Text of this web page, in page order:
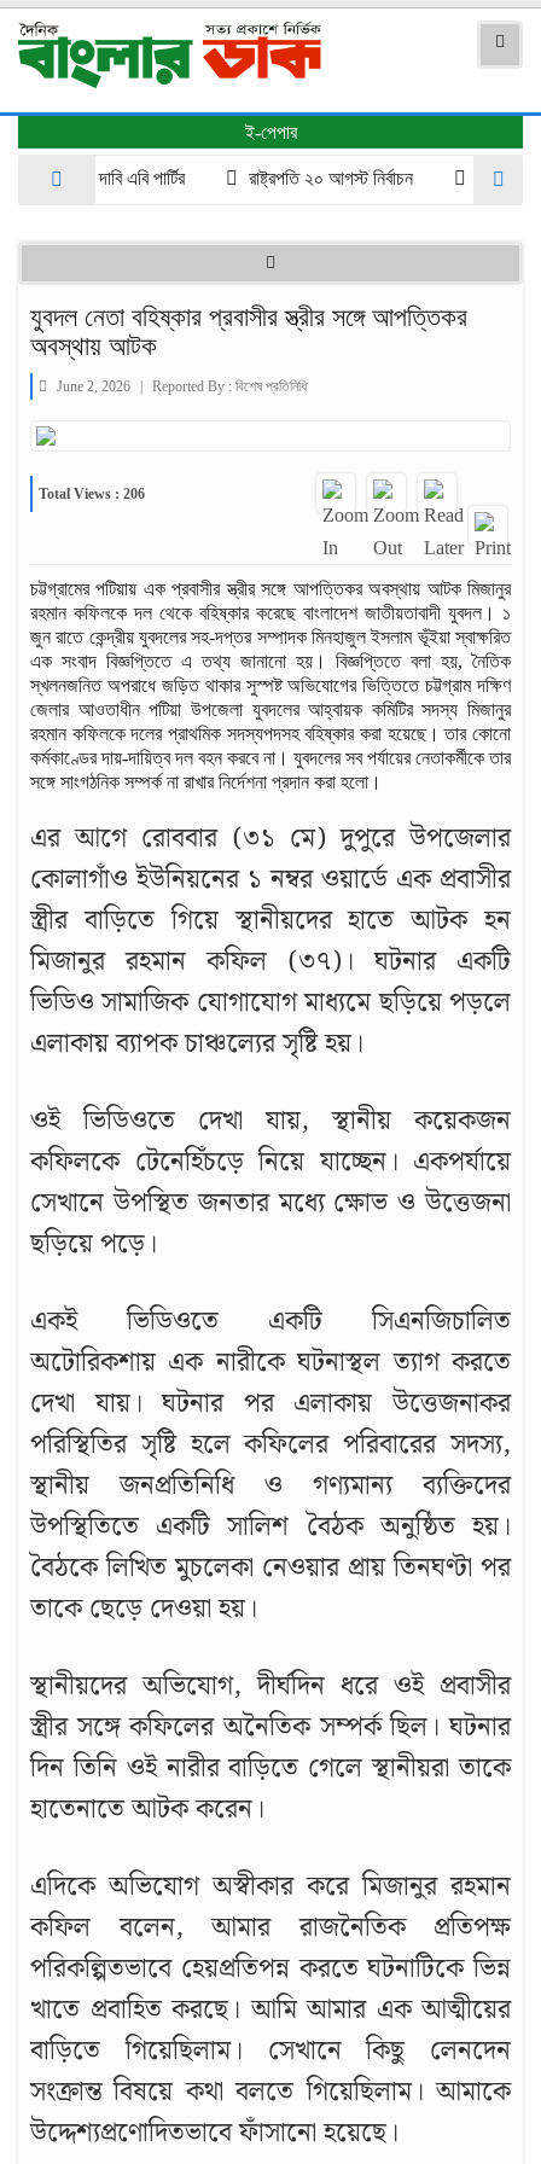
ই-পেপার
দাবি এবি পার্টির রাষ্ট্রপতি ২০ আগস্ট নির্বাচন ইধিকা
যুবদল নেতা বহিষ্কার প্রবাসীর স্ত্রীর সঙ্গে আপত্তিকর
অবস্থায় আটক
June 2, 2026 | Reported By : বিশেষ প্রতিনিধি
Total Views : 206
চট্টগ্রামের পটিয়ায় এক প্রবাসীর স্ত্রীর সঙ্গে আপত্তিকর অবস্থায় আটক মিজানুর
রহমান কফিলকে দল থেকে বহিষ্কার করেছে বাংলাদেশ জাতীয়তাবাদী যুবদল। ১
জুন রাতে কেন্দ্রীয় যুবদলের সহ-দপ্তর সম্পাদক মিনহাজুল ইসলাম ভূঁইয়া স্বাক্ষরিত
এক সংবাদ বিজ্ঞপ্তিতে এ তথ্য জানানো হয়। বিজ্ঞপ্তিতে বলা হয়, নৈতিক
স্খলনজনিত অপরাধে জড়িত থাকার সুস্পষ্ট অভিযোগের ভিত্তিতে চট্টগ্রাম দক্ষিণ
জেলার আওতাধীন পটিয়া উপজেলা যুবদলের আহ্বায়ক কমিটির সদস্য মিজানুর
রহমান কফিলকে দলের প্রাথমিক সদস্যপদসহ বহিষ্কার করা হয়েছে। তার কোনো
কর্মকাণ্ডের দায়-দায়িত্ব দল বহন করবে না। যুবদলের সব পর্যায়ের নেতাকর্মীকে তার
সঙ্গে সাংগঠনিক সম্পর্ক না রাখার নির্দেশনা প্রদান করা হলো।
এর আগে রোববার (৩১ মে) দুপুরে উপজেলার
কোলাগাঁও ইউনিয়নের ১ নম্বর ওয়ার্ডে এক প্রবাসীর
স্ত্রীর বাড়িতে গিয়ে স্থানীয়দের হাতে আটক হন
মিজানুর রহমান কফিল (৩৭)। ঘটনার একটি
ভিডিও সামাজিক যোগাযোগ মাধ্যমে ছড়িয়ে পড়লে
এলাকায় ব্যাপক চাঞ্চল্যের সৃষ্টি হয়।
ওই ভিডিওতে দেখা যায়, স্থানীয় কয়েকজন
কফিলকে টেনেহিঁচড়ে নিয়ে যাচ্ছেন। একপর্যায়ে
সেখানে উপস্থিত জনতার মধ্যে ক্ষোভ ও উত্তেজনা
ছড়িয়ে পড়ে।
একই ভিডিওতে একটি সিএনজিচালিত
অটোরিকশায় এক নারীকে ঘটনাস্থল ত্যাগ করতে
দেখা যায়। ঘটনার পর এলাকায় উত্তেজনাকর
পরিস্থিতির সৃষ্টি হলে কফিলের পরিবারের সদস্য,
স্থানীয় জনপ্রতিনিধি ও গণ্যমান্য ব্যক্তিদের
উপস্থিতিতে একটি সালিশ বৈঠক অনুষ্ঠিত হয়।
বৈঠকে লিখিত মুচলেকা নেওয়ার প্রায় তিনঘণ্টা পর
তাকে ছেড়ে দেওয়া হয়।
স্থানীয়দের অভিযোগ, দীর্ঘদিন ধরে ওই প্রবাসীর
স্ত্রীর সঙ্গে কফিলের অনৈতিক সম্পর্ক ছিল। ঘটনার
দিন তিনি ওই নারীর বাড়িতে গেলে স্থানীয়রা তাকে
হাতেনাতে আটক করেন।
এদিকে অভিযোগ অস্বীকার করে মিজানুর রহমান
কফিল বলেন, আমার রাজনৈতিক প্রতিপক্ষ
পরিকল্পিতভাবে হেয়প্রতিপন্ন করতে ঘটনাটিকে ভিন্ন
খাতে প্রবাহিত করছে। আমি আমার এক আত্মীয়ের
বাড়িতে গিয়েছিলাম। সেখানে কিছু লেনদেন
সংক্রান্ত বিষয়ে কথা বলতে গিয়েছিলাম। আমাকে
উদ্দেশ্যপ্রণোদিতভাবে ফাঁসানো হয়েছে।